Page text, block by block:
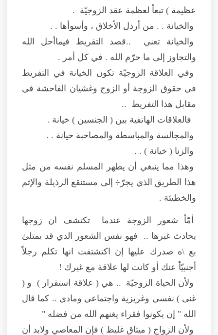
عظيمة ) تبعاً لعظمة عقد الزوجيّة .
والخيانة . . من أرذل الأخلاق ، وأسوأها . .
والخيانة تعني ..قصد التفريط فيماأحل الله
والتجاوز إلى ما حرّم الله . في كل أمر .
وفي العلاقة الزوجيّة تكون الخيانة في التفريط
في حقوق الزوجة أو الزوج وغشيان الفاحشة في
مقابل هذا التفريط ..
فالعلاقات الهاتفية بين ( الجنسين ) خيانة .
والمجالسة والمباسطة والمصاحبة خيانة . .
والزنا ( خيانة ) . .
وهذا مما ينبغي أن يطهر المسلم نفسه من مثل
هذا الطريق الذي يجرّ÷ إلى مستنقع الرذيلة والإثم
والخطيئة .
أمّأ شعور الزوجة عندما تكتشف ان زوجها
يحادث غيرها .. فهو نفس الشعور الذي قد يمتلئ
بع \ه صدرك عليها إن اكتشتفت انها تكلم رجلاً
أجنبيّاً عنك أو كانت لها علاقة مع غيرك !
ولأن الحياة الزوجيّة .. هي ( علاقة استقرار ) و (
غنى ) نفسي وغريزية واجتماعي ومادي .. كما قال
الله " إن يكونوا فقراء يغنهم الله من فضله "
ولأن الزواج ( ميثاق غليظ ) فإن المعاصي ولابد أن